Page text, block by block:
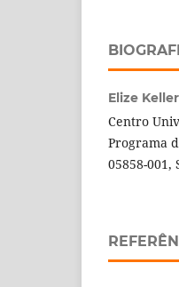
Elize
Centro
Programa
05858-001,